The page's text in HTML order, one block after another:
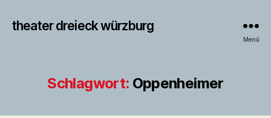
theater dreieck würzburg
Menü
Schlagwort: Oppenheimer